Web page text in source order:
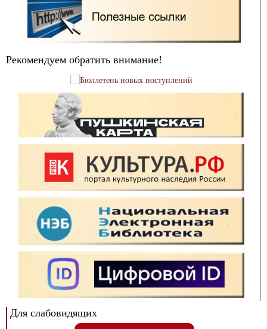
Рекомендуем обратить внимание!
Для слабовидящих